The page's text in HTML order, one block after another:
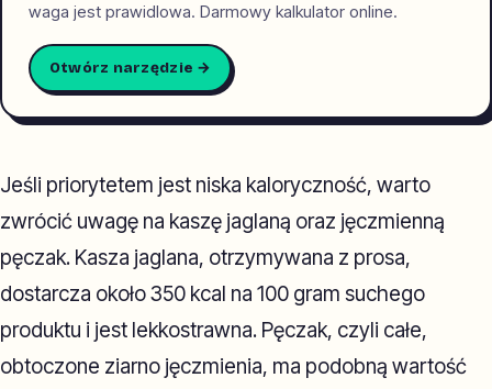
waga jest prawidlowa. Darmowy kalkulator online.
Otwórz narzędzie →
Jeśli priorytetem jest niska kaloryczność, warto
zwrócić uwagę na kaszę jaglaną oraz jęczmienną
pęczak. Kasza jaglana, otrzymywana z prosa,
dostarcza około 350 kcal na 100 gram suchego
produktu i jest lekkostrawna. Pęczak, czyli całe,
obtoczone ziarno jęczmienia, ma podobną wartość